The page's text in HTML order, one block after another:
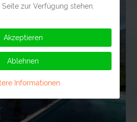
zur Verfügung stehen.
Akzeptieren
Ablehnen
Informationen